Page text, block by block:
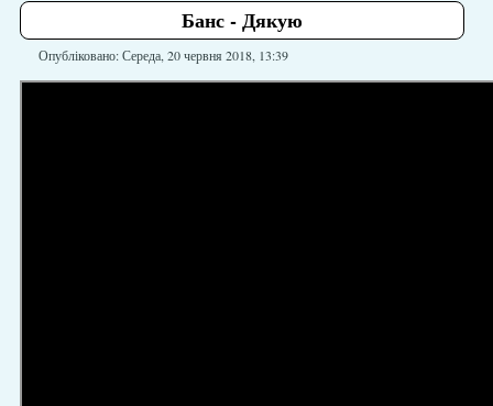
Банс - Дякую
Опубліковано: Середа, 20 червня 2018, 13:39